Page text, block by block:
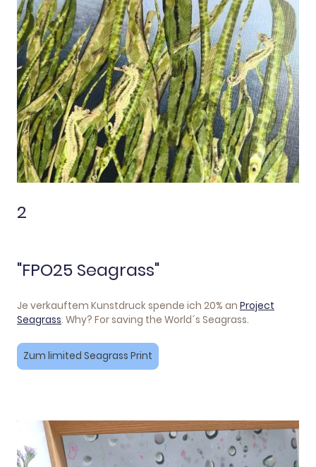
2
"FPO25 Seagrass"
Je verkauftem Kunstdruck spende ich 20% an Project
Seagrass. Why? For saving the World´s Seagrass.
Zum limited Seagrass Print